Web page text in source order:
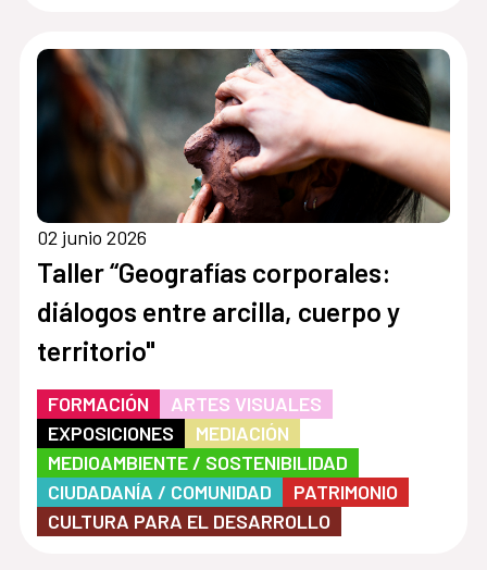
02 junio 2026
Taller “Geografías corporales:
diálogos entre arcilla, cuerpo y
territorio"
FORMACIÓN
ARTES VISUALES
EXPOSICIONES
MEDIACIÓN
MEDIOAMBIENTE / SOSTENIBILIDAD
CIUDADANÍA / COMUNIDAD
PATRIMONIO
CULTURA PARA EL DESARROLLO